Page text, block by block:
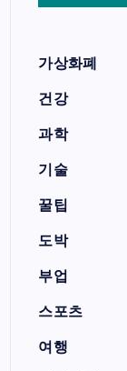
가상화폐
건강
과학
기술
꿀팁
도박
부업
스포츠
여행